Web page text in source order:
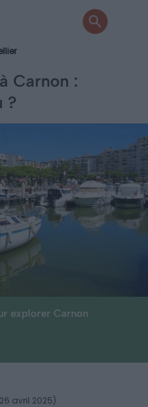
Carnon :
?
explorer Carnon
avril 2025)